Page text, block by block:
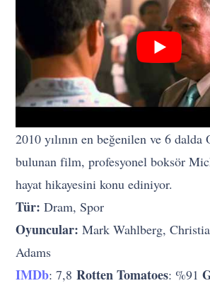
2010 yılının en beğenilen ve 6 dalda
bulunan film, profesyonel boksör
hayat hikayesini konu ediniyor.
Tür: Dram, Spor
Oyuncular: Mark Wahlberg,
Adams
IMDb: 7,8Rotten Tomatoes: %91